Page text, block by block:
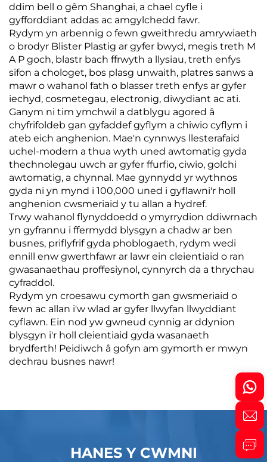
ddim bell o gêm Shanghai, a chael cyfle i
gyfforddiant addas ac amgylchedd fawr.
Rydym yn arbennig o fewn gweithredu amrywiaeth
o brodyr Blister Plastig ar gyfer bwyd, megis treth M
A P goch, blastr bach ffrwyth a llysiau, treth enfys
sifon a chologet, bos plasg unwaith, platres sanws a
mawr o wahanol fath o blasser treth enfys ar gyfer
iechyd, cosmetegau, electronig, diwydiant ac ati.
Ganym ni tim ymchwil a datblygu agored â
chyfrifoldeb gan gyfaddef gyflym a chiwio cyflym i
ateb eich anghenion. Mae'n cynnwys llesterafaid
uchel-modern a thua wyth uned awtomatig gyda
thechnolegau uwch ar gyfer ffurfio, ciwio, golchi
awtomatig, a chynnal. Mae gynnydd yr wythnos
gyda ni yn mynd i 100,000 uned i gyflawni'r holl
anghenion cwsmeriaid y tu allan a hydref.
Trwy wahanol flynyddoedd o ymyrrydion ddiwrnach
yn gyfrannu i ffermydd blysgyn a chadw ar ben
busnes, priflyfrif gyda phoblogaeth, rydym wedi
ennill enw gwerthfawr ar lawr ein cleientiaid o ran
gwasanaethau proffesiynol, cynnyrch da a thrychau
cyfraddol.
Rydym yn croesawu cymorth gan gwsmeriaid o
fewn ac allan i'w wlad ar gyfer llwyfan llwyddiant
cyflawn. Ein nod yw gwneud cynnig ar ddynion
blysgyn i'r holl cleientiaid gyda wasanaeth
brydferth! Peidiwch â gofyn am gymorth er mwyn
dechrau busnes nawr!
HANES Y CWMNI